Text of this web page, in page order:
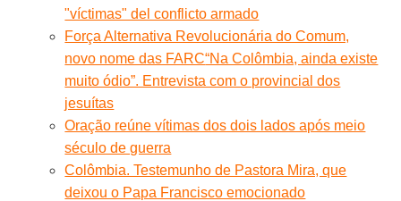
"víctimas" del conflicto armado
Força Alternativa Revolucionária do Comum,
novo nome das FARC“Na Colômbia, ainda existe
muito ódio”. Entrevista com o provincial dos
jesuítas
Oração reúne vítimas dos dois lados após meio
século de guerra
Colômbia. Testemunho de Pastora Mira, que
deixou o Papa Francisco emocionado